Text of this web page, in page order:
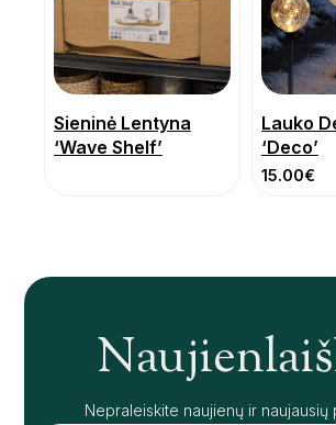
Sieninė Lentyna
‘Wave Shelf’
Lauko
‘Deco’
15.00€
Nepraleiskite naujienų ir naujausių